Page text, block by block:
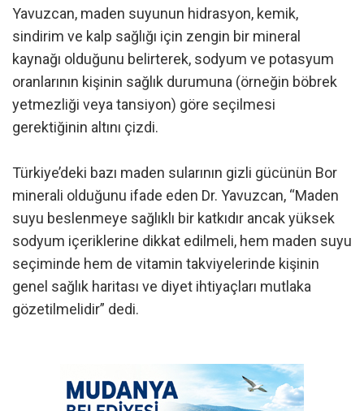
Yavuzcan, maden suyunun hidrasyon, kemik,
sindirim ve kalp sağlığı için zengin bir mineral
kaynağı olduğunu belirterek, sodyum ve potasyum
oranlarının kişinin sağlık durumuna (örneğin böbrek
yetmezliği veya tansiyon) göre seçilmesi
gerektiğinin altını çizdi.
Türkiye’deki bazı maden sularının gizli gücünün Bor
minerali olduğunu ifade eden Dr. Yavuzcan, “Maden
suyu beslenmeye sağlıklı bir katkıdır ancak yüksek
sodyum içeriklerine dikkat edilmeli, hem maden suyu
seçiminde hem de vitamin takviyelerinde kişinin
genel sağlık haritası ve diyet ihtiyaçları mutlaka
gözetilmelidir” dedi.